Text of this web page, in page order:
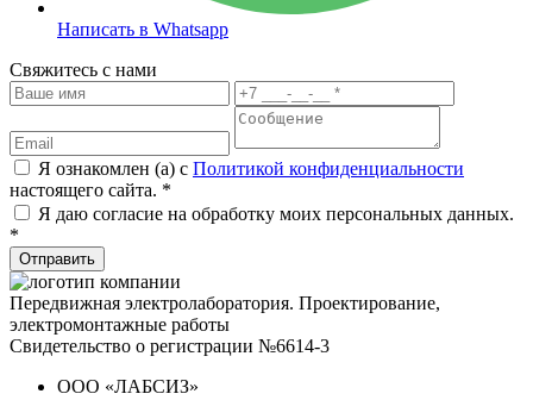
Написать в Whatsapp
Свяжитесь с нами
Я ознакомлен (а) с Политикой конфиденциальности
настоящего сайта. *
Я даю согласие на обработку моих персональных данных.
*
Отправить
Передвижная электролаборатория. Проектирование,
электромонтажные работы
Свидетельство о регистрации №6614-3
ООО «ЛАБСИЗ»